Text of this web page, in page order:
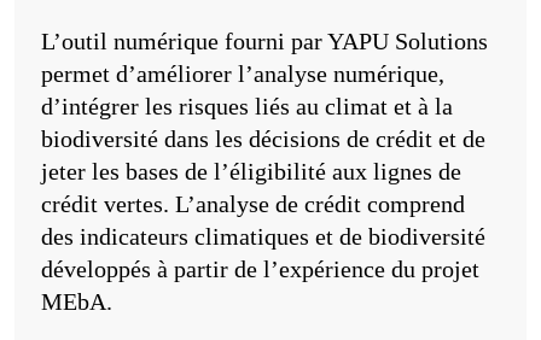
L’outil numérique fourni par YAPU Solutions
permet d’améliorer l’analyse numérique,
d’intégrer les risques liés au climat et à la
biodiversité dans les décisions de crédit et de
jeter les bases de l’éligibilité aux lignes de
crédit vertes. L’analyse de crédit comprend
des indicateurs climatiques et de biodiversité
développés à partir de l’expérience du projet
MEbA.